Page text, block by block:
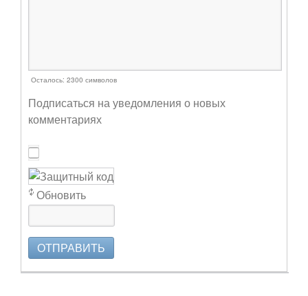
Осталось: 2300 символов
Подписаться на уведомления о новых
комментариях
Обновить
ОТПРАВИТЬ